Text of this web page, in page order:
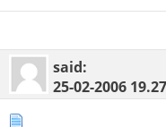
said:
25-02-2006